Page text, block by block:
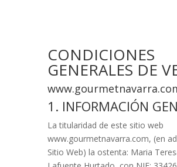
CONDICIONES
GENERALES DE
1. INFORMACIÓN
La titularidad de este sitio web
www.gourmetnavarra.com, (en
Sitio Web) la ostenta: Maria